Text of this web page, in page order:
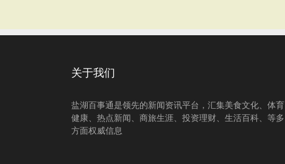
关于我们
盐湖百事通是领先的新闻资讯平台，汇集美食文化、体育
健康、热点新闻、商旅生涯、投资理财、生活百科、等多
方面权威信息